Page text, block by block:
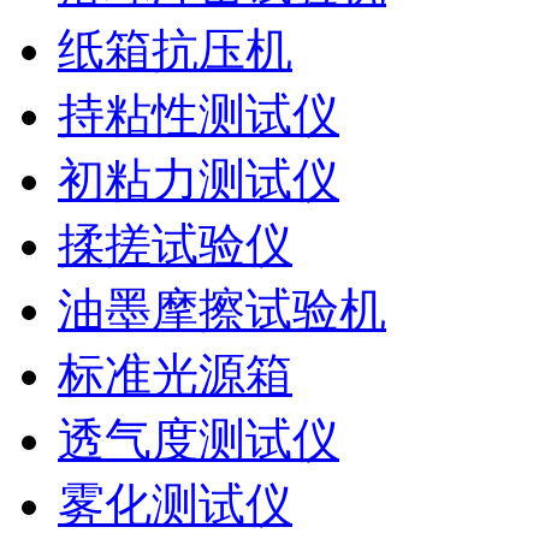
纸箱抗压机
持粘性测试仪
初粘力测试仪
揉搓试验仪
油墨摩擦试验机
标准光源箱
透气度测试仪
雾化测试仪